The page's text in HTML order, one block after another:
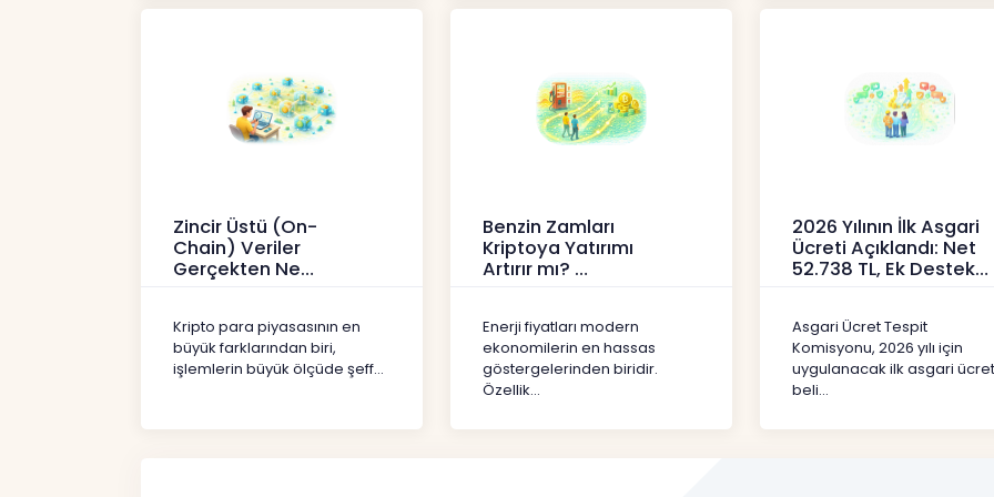
Zincir Üstü (On-
Chain) Veriler
Gerçekten Ne
Kripto para piyasasının en
büyük farklarından biri,
işlemlerin büyük ölçüde şeff...
Benzin Zamları
Kriptoya Yatırımı
Artırır mı?
Enerji fiyatları modern
ekonomilerin en hassas
göstergelerinden biridir.
Özellik...
2026 Yılının İlk Asgari
Ücreti Açıklandı: Net
52.738 TL, Ek Destek
Asgari Ücret Tespit
Komisyonu, 2026 yılı için
uygulanacak ilk asgari
beli...